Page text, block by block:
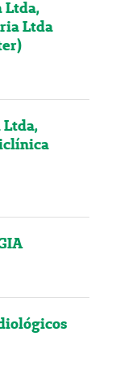
Ltda,
Ltda
Ltda,